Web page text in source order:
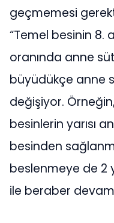
geçmemesi
“Temel besinin 8.
oranında anne
büyüdükçe anne
değişiyor.
besinlerin yarısı
besinden
beslenmeye de 2
ile beraber